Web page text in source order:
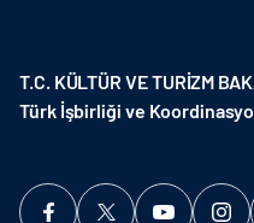
T.C. KÜLTÜR VE TURİZM
Türk İşbirliği ve